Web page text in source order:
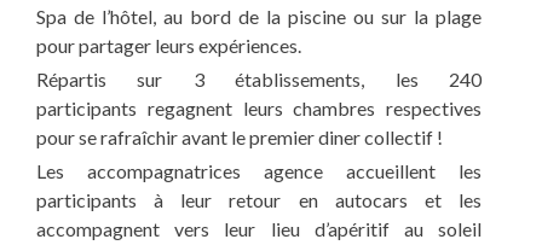
Spa de l’hôtel, au bord de la piscine ou sur la plage
pour partager leurs expériences.
Répartis sur 3 établissements, les 240
participants regagnent leurs chambres respectives
pour se rafraîchir avant le premier diner collectif !
Les accompagnatrices agence accueillent les
participants à leur retour en autocars et les
accompagnent vers leur lieu d’apéritif au soleil